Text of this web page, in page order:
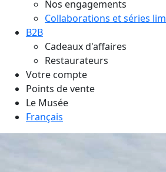
Nos engagements
Collaborations et séries
B2B
Cadeaux d'affaires
Restaurateurs
Votre compte
Points de vente
Le Musée
Français